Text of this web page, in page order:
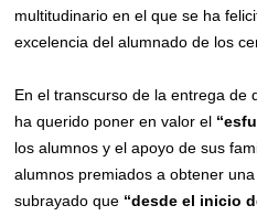
multitudinario en el que se ha
excelencia del alumnado de los
En el transcurso de la entrega de
ha querido poner en valor el
los alumnos y el apoyo de sus
alumnos premiados a obtener
subrayado que “desde el inicio